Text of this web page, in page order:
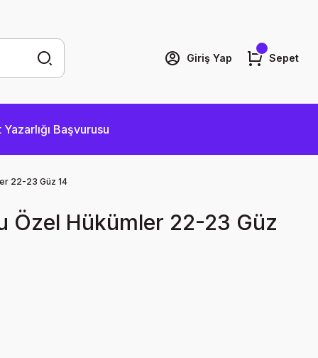
Giriş Yap Sepet
Yazarlığı Başvurusu
22-23 Güz 14
Özel Hükümler 22-23 Güz